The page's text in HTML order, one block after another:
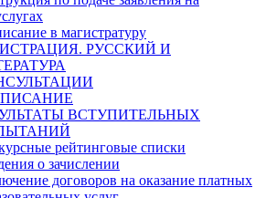
в магистратуру
РУССКИЙ И
ВСТУПИТЕЛЬНЫХ
рейтинговые списки
о зачислении
договоров на оказание платных